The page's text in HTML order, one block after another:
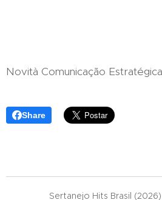
Novità Comunicação Estratégica
Share
Sertanejo Hits Brasil